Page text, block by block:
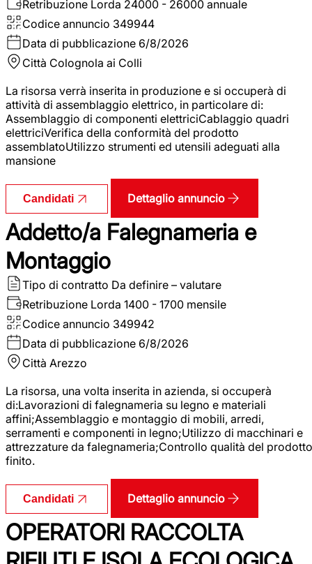
Retribuzione Lorda 24000 - 26000 annuale
Codice annuncio 349944
Data di pubblicazione 6/8/2026
Città Colognola ai Colli
La risorsa verrà inserita in produzione e si occuperà di
attività di assemblaggio elettrico, in particolare di:
Assemblaggio di componenti elettriciCablaggio quadri
elettriciVerifica della conformità del prodotto
assemblatoUtilizzo strumenti ed utensili adeguati alla
mansione
Candidati Dettaglio annuncio
Addetto/a Falegnameria e
Montaggio
Tipo di contratto Da definire – valutare
Retribuzione Lorda 1400 - 1700 mensile
Codice annuncio 349942
Data di pubblicazione 6/8/2026
Città Arezzo
La risorsa, una volta inserita in azienda, si occuperà
di:Lavorazioni di falegnameria su legno e materiali
affini;Assemblaggio e montaggio di mobili, arredi,
serramenti e componenti in legno;Utilizzo di macchinari e
attrezzature da falegnameria;Controllo qualità del prodotto
finito.
Candidati Dettaglio annuncio
OPERATORI RACCOLTA